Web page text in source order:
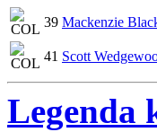
39 Mackenzie
41 Scott
Legenda